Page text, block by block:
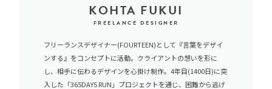
KOHTA FUKUI
FREELANCE DESIGNER
フリーランスデザイナー(FOURTEEN)として『言葉をデザイ
ンする』をコンセプトに活動。クライアントの想いを形に
し、相手に伝わるデザインを心掛け制作。4年目(1400日)に突
入した「365DAYS RUN」プロジェクトを通じ、困難から逃げ